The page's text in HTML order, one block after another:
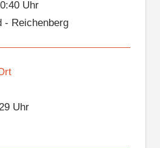
Uhr
- Reichenberg
Uhr